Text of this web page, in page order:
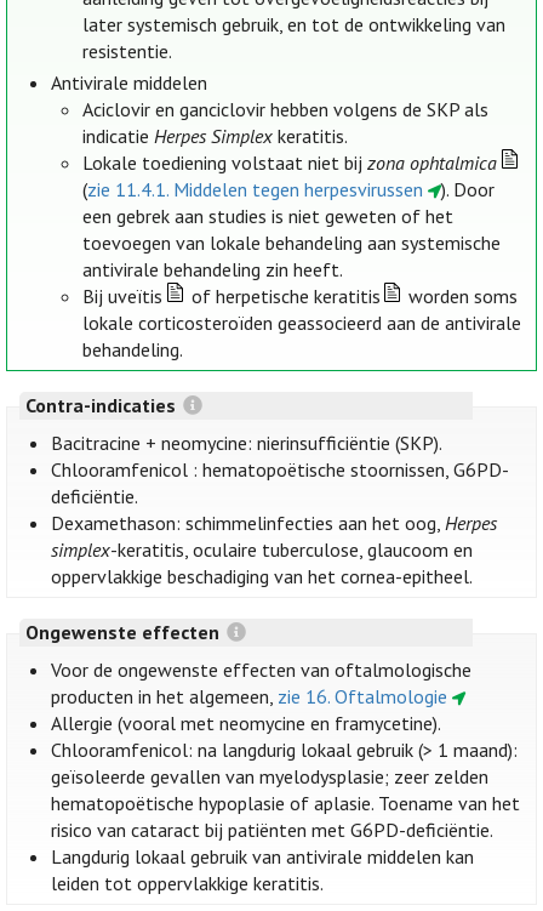
later systemisch gebruik, en tot de ontwikkeling van
resistentie.
Antivirale middelen
Aciclovir en ganciclovir hebben volgens de SKP als
indicatieHerpes Simplex keratitis.
Lokale toediening volstaat niet bijzona ophtalmica
(zie 11.4.1. Middelen tegen herpesvirussen
). Door
een gebrek aan studies is niet geweten of het
toevoegen van lokale behandeling aan systemische
antivirale behandeling zin heeft.
Bij uveïtis
of herpetische keratitis
worden soms
lokale corticosteroïden geassocieerd aan de antivirale
behandeling.
Contra-indicaties
Bacitracine + neomycine: nierinsufficiëntie (SKP).
Chlooramfenicol : hematopoëtische stoornissen, G6PD-
deficiëntie.
Dexamethason: schimmelinfecties aan het oog,Herpes
simplex-keratitis, oculaire tuberculose, glaucoom en
oppervlakkige beschadiging van het cornea-epitheel.
Ongewenste effecten
Voor de ongewenste effecten van oftalmologische
producten in het algemeen, zie 16. Oftalmologie
Allergie (vooral met neomycine en framycetine).
Chlooramfenicol: na langdurig lokaal gebruik (> 1 maand):
geïsoleerde gevallen van myelodysplasie; zeer zelden
hematopoëtische hypoplasie of aplasie. Toename van het
risico van cataract bij patiënten met G6PD-deficiëntie.
Langdurig lokaal gebruik van antivirale middelen kan
leiden tot oppervlakkige keratitis.